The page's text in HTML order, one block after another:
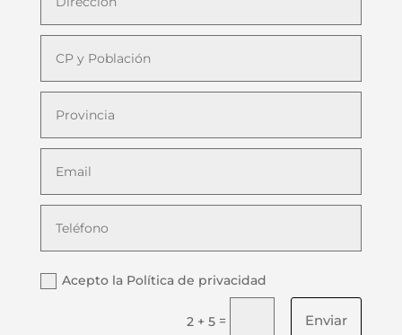
Acepto la Política de privacidad
2 + 5 = Enviar